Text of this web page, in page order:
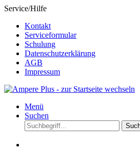
Service/Hilfe
Kontakt
Serviceformular
Schulung
Datenschutzerklärung
AGB
Impressum
Menü
Suchen